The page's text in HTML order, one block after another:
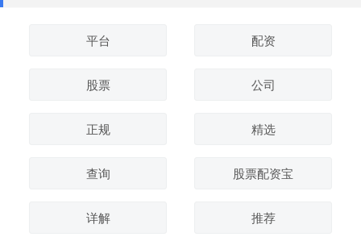
平台 配资
股票 公司
正规 精选
查询 股票配资宝
详解 推荐